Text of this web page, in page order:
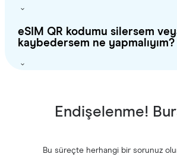
eSIM QR kodumu silersem
kaybedersem ne yapmalıyım?
Endişelenme!
Bu süreçte herhangi bir sorunuz